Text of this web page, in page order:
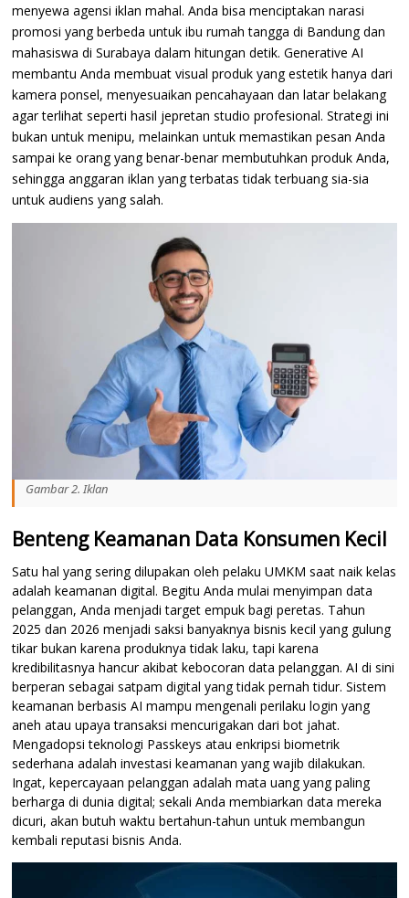
menyewa agensi iklan mahal. Anda bisa menciptakan narasi
promosi yang berbeda untuk ibu rumah tangga di Bandung dan
mahasiswa di Surabaya dalam hitungan detik. Generative AI
membantu Anda membuat visual produk yang estetik hanya dari
kamera ponsel, menyesuaikan pencahayaan dan latar belakang
agar terlihat seperti hasil jepretan studio profesional. Strategi ini
bukan untuk menipu, melainkan untuk memastikan pesan Anda
sampai ke orang yang benar-benar membutuhkan produk Anda,
sehingga anggaran iklan yang terbatas tidak terbuang sia-sia
untuk audiens yang salah.
Gambar 2. Iklan
Benteng Keamanan Data Konsumen Kecil
Satu hal yang sering dilupakan oleh pelaku UMKM saat naik kelas
adalah keamanan digital. Begitu Anda mulai menyimpan data
pelanggan, Anda menjadi target empuk bagi peretas. Tahun
2025 dan 2026 menjadi saksi banyaknya bisnis kecil yang gulung
tikar bukan karena produknya tidak laku, tapi karena
kredibilitasnya hancur akibat kebocoran data pelanggan. AI di sini
berperan sebagai satpam digital yang tidak pernah tidur. Sistem
keamanan berbasis AI mampu mengenali perilaku login yang
aneh atau upaya transaksi mencurigakan dari bot jahat.
Mengadopsi teknologi Passkeys atau enkripsi biometrik
sederhana adalah investasi keamanan yang wajib dilakukan.
Ingat, kepercayaan pelanggan adalah mata uang yang paling
berharga di dunia digital; sekali Anda membiarkan data mereka
dicuri, akan butuh waktu bertahun-tahun untuk membangun
kembali reputasi bisnis Anda.